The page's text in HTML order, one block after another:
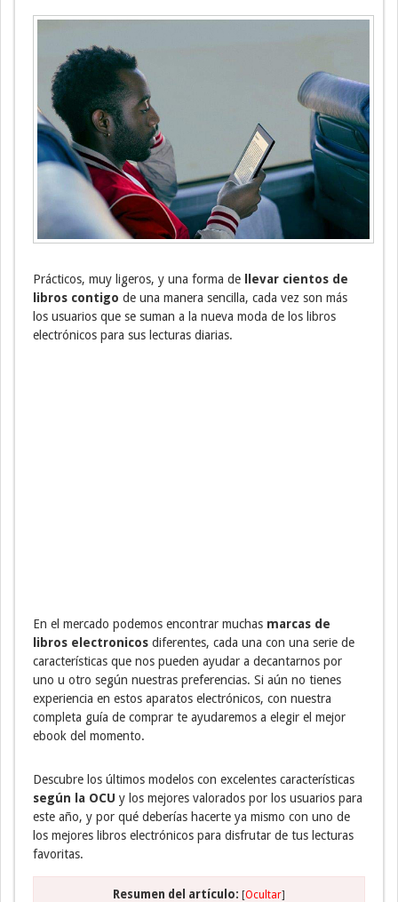
Prácticos, muy ligeros, y una forma de llevar cientos de
libros contigo de una manera sencilla, cada vez son más
los usuarios que se suman a la nueva moda de los libros
electrónicos para sus lecturas diarias.
En el mercado podemos encontrar muchas marcas de
libros electronicos diferentes, cada una con una serie de
características que nos pueden ayudar a decantarnos por
uno u otro según nuestras preferencias. Si aún no tienes
experiencia en estos aparatos electrónicos, con nuestra
completa guía de comprar te ayudaremos a elegir el mejor
ebook del momento.
Descubre los últimos modelos con excelentes características
según la OCU y los mejores valorados por los usuarios para
este año, y por qué deberías hacerte ya mismo con uno de
los mejores libros electrónicos para disfrutar de tus lecturas
favoritas.
Resumen del artículo: [Ocultar]